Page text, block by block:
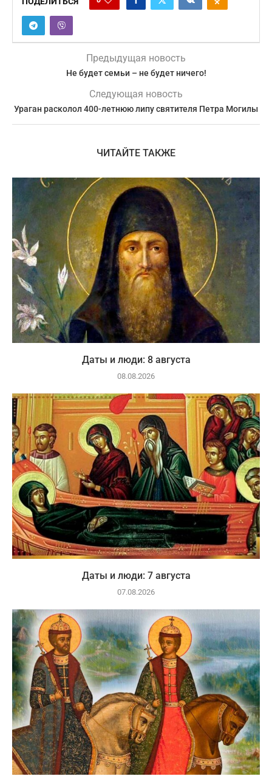
Предыдущая новость
Не будет семьи – не будет ничего!
Следующая новость
Ураган расколол 400-летнюю липу святителя Петра Могилы
ЧИТАЙТЕ ТАКЖЕ
Даты и люди: 8 августа
08.08.2026
Даты и люди: 7 августа
07.08.2026